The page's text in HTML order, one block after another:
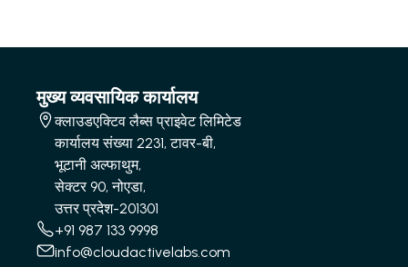
मुख्य व्यवसायिक कार्यालय
क्लाउडएक्टिव लैब्स प्राइवेट लिमिटेड
कार्यालय संख्या 2231, टावर-बी,
भूटानी अल्फाथुम,
सेक्टर 90, नोएडा,
उत्तर प्रदेश-201301
+91 987 133 9998
info@cloudactivelabs.com